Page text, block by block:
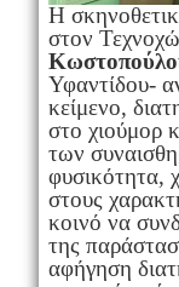
Η
στον
Υφαντίδου-
κείμενο,
στο χιούμορ
των
φυσικότητα,
στους
κοινό να
της
αφήγηση